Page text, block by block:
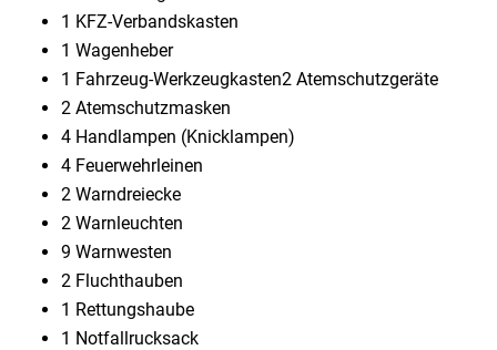
1 KFZ-Verbandskasten
1 Wagenheber
1 Fahrzeug-Werkzeugkasten2 Atemschutzgeräte
2 Atemschutzmasken
4 Handlampen (Knicklampen)
4 Feuerwehrleinen
2 Warndreiecke
2 Warnleuchten
9 Warnwesten
2 Fluchthauben
1 Rettungshaube
1 Notfallrucksack